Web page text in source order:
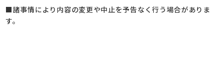
■諸事情により内容の変更や中止を予告なく行う場合がありま
す。